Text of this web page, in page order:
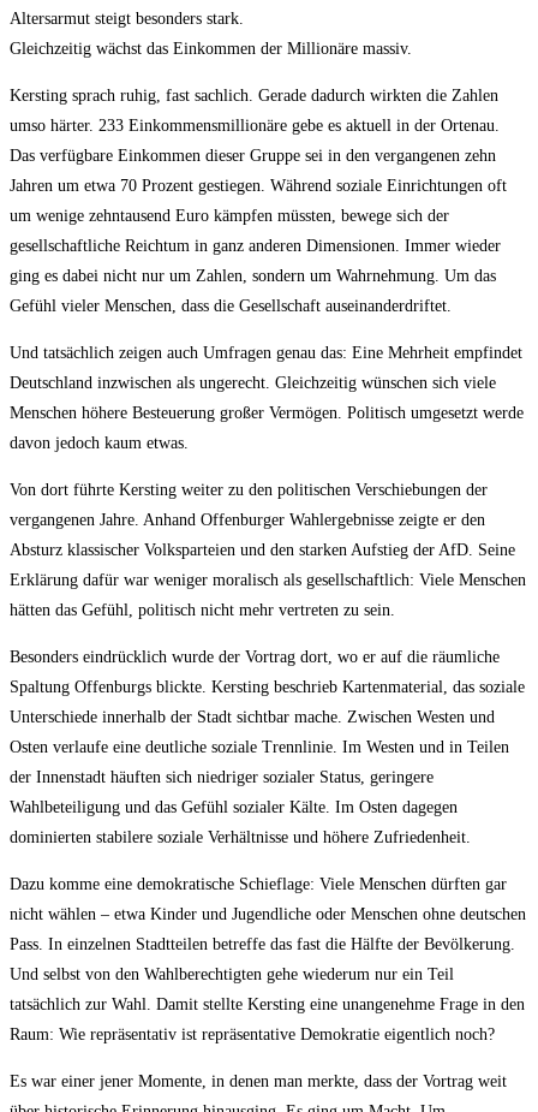
Altersarmut steigt besonders stark.
Gleichzeitig wächst das Einkommen der Millionäre massiv.
Kersting sprach ruhig, fast sachlich. Gerade dadurch wirkten die Zahlen
umso härter. 233 Einkommensmillionäre gebe es aktuell in der Ortenau.
Das verfügbare Einkommen dieser Gruppe sei in den vergangenen zehn
Jahren um etwa 70 Prozent gestiegen. Während soziale Einrichtungen oft
um wenige zehntausend Euro kämpfen müssten, bewege sich der
gesellschaftliche Reichtum in ganz anderen Dimensionen. Immer wieder
ging es dabei nicht nur um Zahlen, sondern um Wahrnehmung. Um das
Gefühl vieler Menschen, dass die Gesellschaft auseinanderdriftet.
Und tatsächlich zeigen auch Umfragen genau das: Eine Mehrheit empfindet
Deutschland inzwischen als ungerecht. Gleichzeitig wünschen sich viele
Menschen höhere Besteuerung großer Vermögen. Politisch umgesetzt werde
davon jedoch kaum etwas.
Von dort führte Kersting weiter zu den politischen Verschiebungen der
vergangenen Jahre. Anhand Offenburger Wahlergebnisse zeigte er den
Absturz klassischer Volksparteien und den starken Aufstieg der AfD. Seine
Erklärung dafür war weniger moralisch als gesellschaftlich: Viele Menschen
hätten das Gefühl, politisch nicht mehr vertreten zu sein.
Besonders eindrücklich wurde der Vortrag dort, wo er auf die räumliche
Spaltung Offenburgs blickte. Kersting beschrieb Kartenmaterial, das soziale
Unterschiede innerhalb der Stadt sichtbar mache. Zwischen Westen und
Osten verlaufe eine deutliche soziale Trennlinie. Im Westen und in Teilen
der Innenstadt häuften sich niedriger sozialer Status, geringere
Wahlbeteiligung und das Gefühl sozialer Kälte. Im Osten dagegen
dominierten stabilere soziale Verhältnisse und höhere Zufriedenheit.
Dazu komme eine demokratische Schieflage: Viele Menschen dürften gar
nicht wählen – etwa Kinder und Jugendliche oder Menschen ohne deutschen
Pass. In einzelnen Stadtteilen betreffe das fast die Hälfte der Bevölkerung.
Und selbst von den Wahlberechtigten gehe wiederum nur ein Teil
tatsächlich zur Wahl. Damit stellte Kersting eine unangenehme Frage in den
Raum: Wie repräsentativ ist repräsentative Demokratie eigentlich noch?
Es war einer jener Momente, in denen man merkte, dass der Vortrag weit